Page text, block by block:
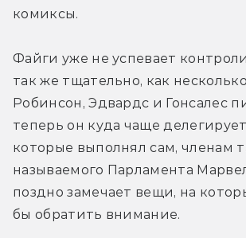
комиксы.
Файги уже не успевает
так же тщательно, как
Робинсон, Эдвардс и Гонсалес
теперь он куда чаще
которые выполнял сам, членам
называемого Парламента
поздно замечает вещи, на
бы обратить внимание.